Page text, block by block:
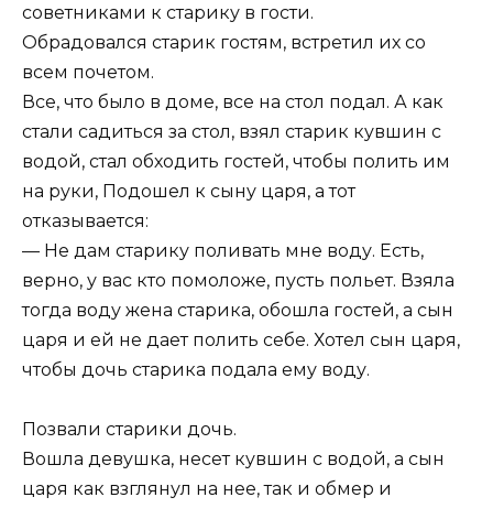
советниками к старику в гости.
Обрадовался старик гостям, встретил их со
всем почетом.
Все, что было в доме, все на стол подал. А как
стали садиться за стол, взял старик кувшин с
водой, стал обходить гостей, чтобы полить им
на руки, Подошел к сыну царя, а тот
отказывается:
— Не дам старику поливать мне воду. Есть,
верно, у вас кто помоложе, пусть польет. Взяла
тогда воду жена старика, обошла гостей, а сын
царя и ей не дает полить себе. Хотел сын царя,
чтобы дочь старика подала ему воду.
Позвали старики дочь.
Вошла девушка, несет кувшин с водой, а сын
царя как взглянул на нее, так и обмер и